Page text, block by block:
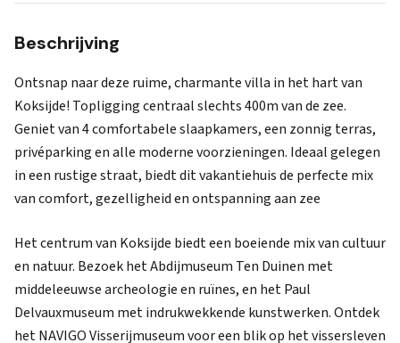
Beschrijving
Ontsnap naar deze ruime, charmante villa in het hart van
Koksijde! Topligging centraal slechts 400m van de zee.
Geniet van 4 comfortabele slaapkamers, een zonnig terras,
privéparking en alle moderne voorzieningen. Ideaal gelegen
in een rustige straat, biedt dit vakantiehuis de perfecte mix
van comfort, gezelligheid en ontspanning aan zee
Het centrum van Koksijde biedt een boeiende mix van cultuur
en natuur. Bezoek het Abdijmuseum Ten Duinen met
middeleeuwse archeologie en ruïnes, en het Paul
Delvauxmuseum met indrukwekkende kunstwerken. Ontdek
het NAVIGO Visserijmuseum voor een blik op het vissersleven